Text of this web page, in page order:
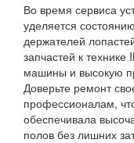
Во время сервиса
уделяется
держателей
запчастей к
машины и высокую
Доверьте ремонт
профессионалам,
обеспечивала
полов без лишних